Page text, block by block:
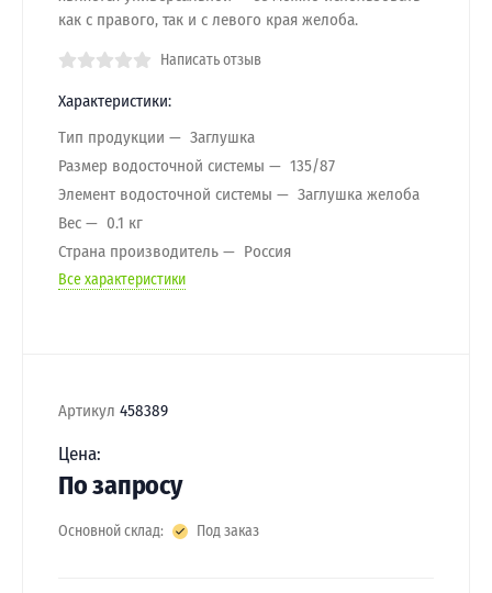
как с правого, так и с левого края желоба.
Написать отзыв
Характеристики:
Тип продукции
Заглушка
Размер водосточной системы
135/87
Элемент водосточной системы
Заглушка желоба
Вес
0.1 кг
Страна производитель
Россия
Все характеристики
Артикул 458389
Цена:
По запросу
Основной склад: Под заказ